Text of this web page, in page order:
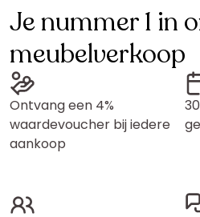
Je nummer 1 in
meubelverkoop
Ontvang een 4%
waardevoucher bij iedere
aankoop